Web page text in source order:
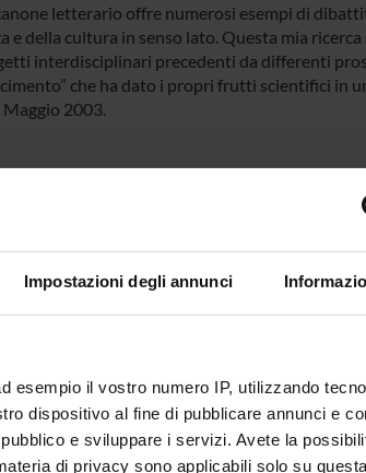
Impostazioni degli annunci
esempio il vostro numero IP, utilizzando
dispositivo al fine di pubblicare annunci e
e sviluppare i servizi. Avete la
di privacy sono applicabili solo su
letterario offre numerosi esempi di
della cultura in senso lato. Questa mia
interdisciplinari precedenti da differenti
che ha dato i propri frutti scientifici in
2003.